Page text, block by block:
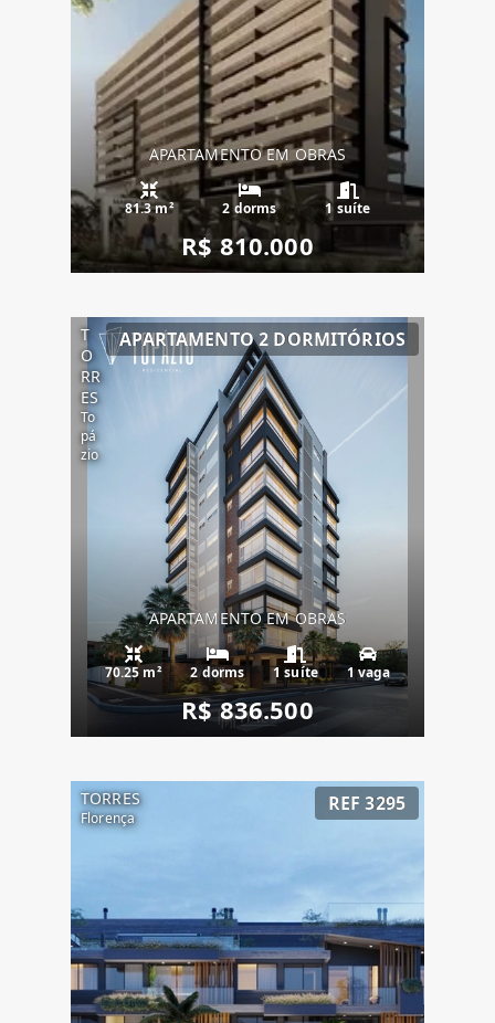
APARTAMENTO EM OBRAS
81.3 m² 2 dorms 1 suíte
R$ 810.000
T
O
RR
ES
To
pá
zio
APARTAMENTO 2 DORMITÓRIOS
APARTAMENTO EM OBRAS
70.25 m² 2 dorms 1 suíte 1 vaga
R$ 836.500
TORRES
Florença
REF 3295